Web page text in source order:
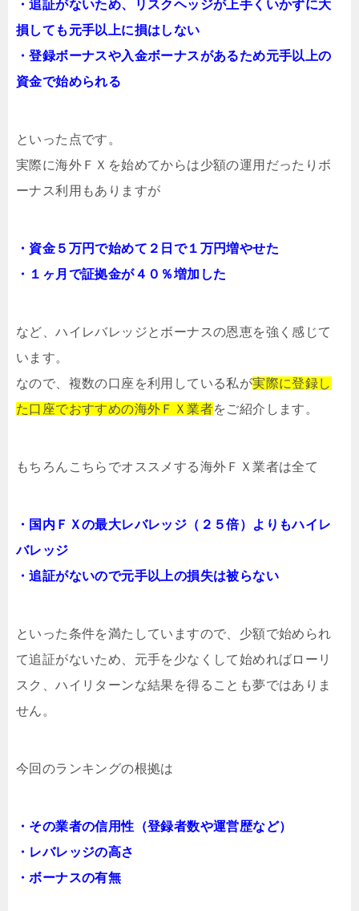
・追証がないため、リスクヘッジが上手くいかずに大
損しても元手以上に損はしない
・登録ボーナスや入金ボーナスがあるため元手以上の
資金で始められる
といった点です。
実際に海外ＦＸを始めてからは少額の運用だったりボ
ーナス利用もありますが
・資金５万円で始めて２日で１万円増やせた
・１ヶ月で証拠金が４０％増加した
など、ハイレバレッジとボーナスの恩恵を強く感じて
います。
なので、複数の口座を利用している私が実際に登録し
た口座でおすすめの海外ＦＸ業者をご紹介します。
もちろんこちらでオススメする海外ＦＸ業者は全て
・国内ＦＸの最大レバレッジ（２５倍）よりもハイレ
バレッジ
・追証がないので元手以上の損失は被らない
といった条件を満たしていますので、少額で始められ
て追証がないため、元手を少なくして始めればローリ
スク、ハイリターンな結果を得ることも夢ではありま
せん。
今回のランキングの根拠は
・その業者の信用性（登録者数や運営歴など）
・レバレッジの高さ
・ボーナスの有無